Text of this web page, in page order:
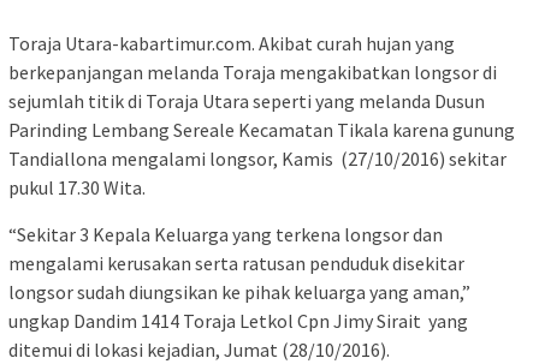
Toraja Utara-kabartimur.com. Akibat curah hujan yang
berkepanjangan melanda Toraja mengakibatkan longsor di
sejumlah titik di Toraja Utara seperti yang melanda Dusun
Parinding Lembang Sereale Kecamatan Tikala karena gunung
Tandiallona mengalami longsor, Kamis (27/10/2016) sekitar
pukul 17.30 Wita.
“Sekitar 3 Kepala Keluarga yang terkena longsor dan
mengalami kerusakan serta ratusan penduduk disekitar
longsor sudah diungsikan ke pihak keluarga yang aman,”
ungkap Dandim 1414 Toraja Letkol Cpn Jimy Sirait yang
ditemui di lokasi kejadian, Jumat (28/10/2016).